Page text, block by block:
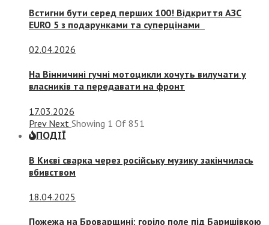
Встигни бути серед перших 100! Відкриття АЗС
EURO 5 з подарунками та суперцінами
02.04.2026
На Вінничині гучні мотоцикли хочуть вилучати у
власників та передавати на фронт
17.03.2026
Prev Next Showing 1 Of 851
ПОДІЇ
В Києві сварка через російську музику закінчилась
вбивством
18.04.2025
Пожежа на Броварщині: горіло поле під Баришівкою